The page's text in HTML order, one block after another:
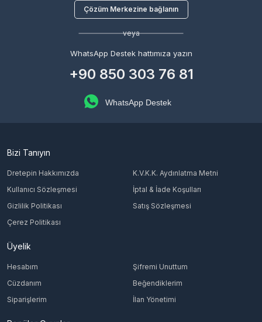
Çözüm Merkezine bağlanın
veya
WhatsApp Destek hattımıza yazın
+90 850 303 76 81
WhatsApp Destek
Bizi Tanıyın
Dretepin Hakkımızda
K.V.K.K. Aydınlatma Metni
Kullanıcı Sözleşmesi
İptal & İade Koşulları
Gizlilik Politikası
Satış Sözleşmesi
Çerez Politikası
Üyelik
Hesabım
Şifremi Unuttum
Cüzdanım
Beğendiklerim
Siparişlerim
İlan Yönetimi